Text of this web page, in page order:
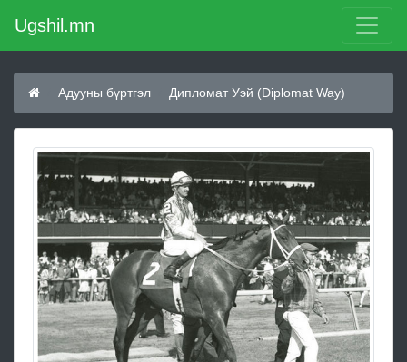
Ugshil.mn
Адууны бүртгэл Дипломат Уэй (Diplomat Way)